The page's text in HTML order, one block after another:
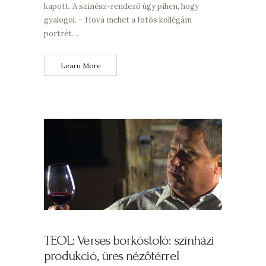
kapott. A színész-rendező úgy pihen, hogy
gyalogol. – Hová mehet a fotós kollégám
portrét…
Learn More
TEOL: Verses borkóstoló: színházi
produkció, üres nézőtérrel